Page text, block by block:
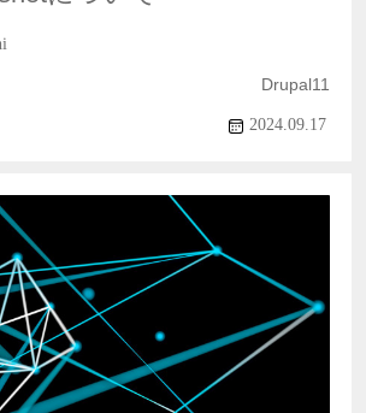
Drupal11
2024.09.17